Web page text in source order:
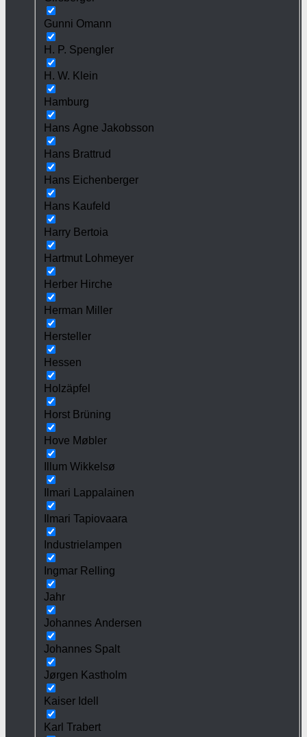
Gunni Omann
H. P. Spengler
H. W. Klein
Hamburg
Hans Agne Jakobsson
Hans Brattrud
Hans Eichenberger
Hans Kaufeld
Harry Bertoia
Hartmut Lohmeyer
Herber Hirche
Herman Miller
Hersteller
Hessen
Holzäpfel
Horst Brüning
Hove Møbler
Illum Wikkelsø
Ilmari Lappalainen
Ilmari Tapiovaara
Industrielampen
Ingmar Relling
Jahr
Johannes Andersen
Johannes Spalt
Jørgen Kastholm
Kaiser Idell
Karl Trabert